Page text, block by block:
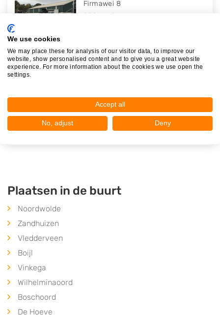
Firmawei 8
8501XL
Joure
Firmawei 6
8501XL Joure
Plaatsen in de buurt
Noordwolde
Zandhuizen
Vledderveen
Boijl
Vinkega
Wilhelminaoord
Boschoord
De Hoeve
We use cookies
We may place these for analysis of our visitor data, to improve our
website, show personalised content and to give you a great website
experience. For more information about the cookies we use open the
settings.
Accept all
No, adjust Deny